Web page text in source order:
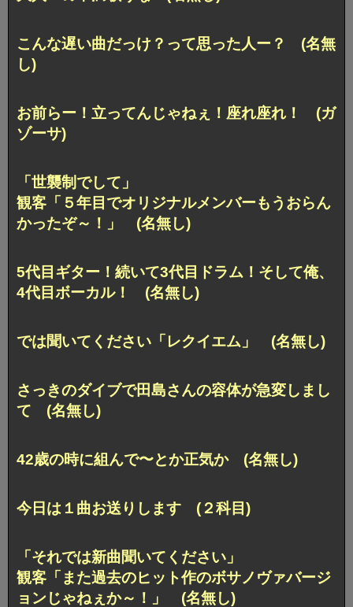
こんな遅い曲だっけ？って思った人ー？ (名無
し)
お前らー！立ってんじゃねぇ！座れ座れ！ (ガ
ゾーサ)
「世襲制でして」
観客「５年目でオリジナルメンバーもうおらん
かったぞ～！」 (名無し)
5代目ギター！続いて3代目ドラム！そして俺、
4代目ボーカル！ (名無し)
では聞いてください「レクイエム」 (名無し)
さっきのダイブで田島さんの容体が急変しまし
て (名無し)
42歳の時に組んで〜とか正気か (名無し)
今日は１曲お送りします (２科目)
「それでは新曲聞いてください」
観客「また過去のヒット作のボサノヴァバージ
ョンじゃねぇか～！」 (名無し)